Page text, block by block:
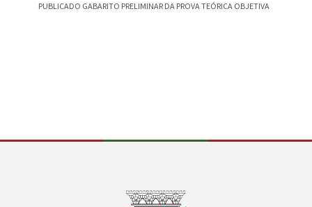
PUBLICADO GABARITO PRELIMINAR DA PROVA TEÓRICA OBJETIVA